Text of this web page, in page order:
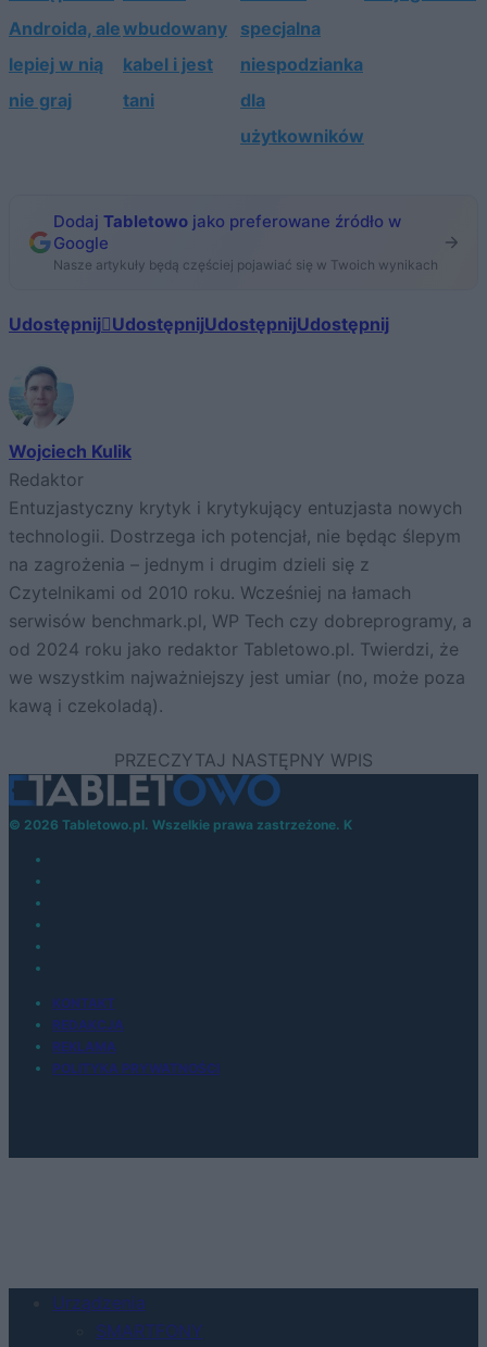
Androida, ale
lepiej w nią
nie graj
wbudowany
kabel i jest
tani
specjalna
niespodzianka
dla
użytkowników
Dodaj Tabletowo jako preferowane źródło w
Google
Nasze artykuły będą częściej pojawiać się w Twoich wynikach
Udostępnij UdostępnijUdostępnijUdostępnij
Wojciech Kulik
Redaktor
Entuzjastyczny krytyk i krytykujący entuzjasta nowych
technologii. Dostrzega ich potencjał, nie będąc ślepym
na zagrożenia – jednym i drugim dzieli się z
Czytelnikami od 2010 roku. Wcześniej na łamach
serwisów benchmark.pl, WP Tech czy dobreprogramy, a
od 2024 roku jako redaktor Tabletowo.pl. Twierdzi, że
we wszystkim najważniejszy jest umiar (no, może poza
kawą i czekoladą).
© 2026 Tabletowo.pl. Wszelkie prawa zastrzeżone. K
KONTAKT
REDAKCJA
REKLAMA
POLITYKA PRYWATNOŚCI
Urządzenia
SMARTFONY